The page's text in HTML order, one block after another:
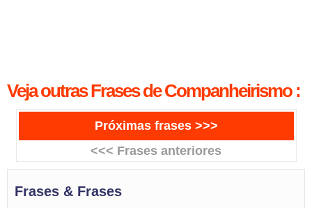
Veja outras Frases de Companheirismo :
Próximas frases >>>
<<< Frases anteriores
Frases & Frases